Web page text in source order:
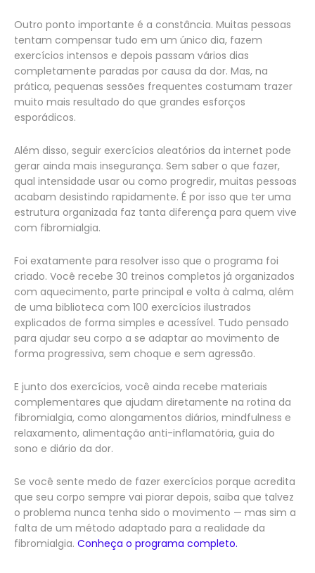
Outro ponto importante é a constância. Muitas pessoas
tentam compensar tudo em um único dia, fazem
exercícios intensos e depois passam vários dias
completamente paradas por causa da dor. Mas, na
prática, pequenas sessões frequentes costumam trazer
muito mais resultado do que grandes esforços
esporádicos.
Além disso, seguir exercícios aleatórios da internet pode
gerar ainda mais insegurança. Sem saber o que fazer,
qual intensidade usar ou como progredir, muitas pessoas
acabam desistindo rapidamente. É por isso que ter uma
estrutura organizada faz tanta diferença para quem vive
com fibromialgia.
Foi exatamente para resolver isso que o programa foi
criado. Você recebe 30 treinos completos já organizados
com aquecimento, parte principal e volta à calma, além
de uma biblioteca com 100 exercícios ilustrados
explicados de forma simples e acessível. Tudo pensado
para ajudar seu corpo a se adaptar ao movimento de
forma progressiva, sem choque e sem agressão.
E junto dos exercícios, você ainda recebe materiais
complementares que ajudam diretamente na rotina da
fibromialgia, como alongamentos diários, mindfulness e
relaxamento, alimentação anti-inflamatória, guia do
sono e diário da dor.
Se você sente medo de fazer exercícios porque acredita
que seu corpo sempre vai piorar depois, saiba que talvez
o problema nunca tenha sido o movimento — mas sim a
falta de um método adaptado para a realidade da
fibromialgia. Conheça o programa completo.